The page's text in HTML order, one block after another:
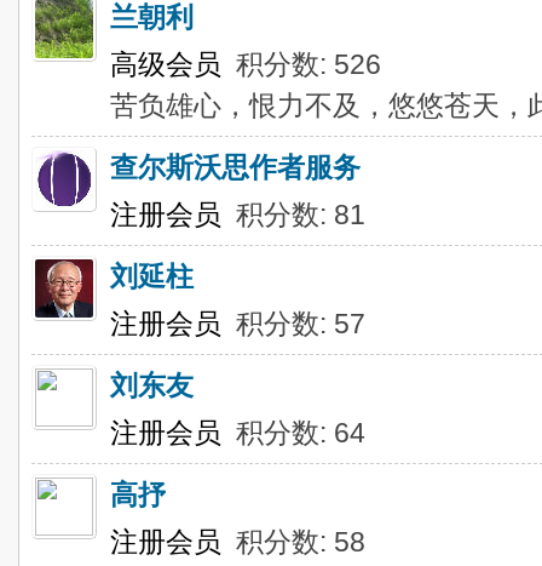
兰朝利
高级会员 积分数: 526
苦负雄心，恨力不及，悠悠苍天，
查尔斯沃思作者服务
注册会员 积分数: 81
刘延柱
注册会员 积分数: 57
刘东友
注册会员 积分数: 64
高抒
注册会员 积分数: 58